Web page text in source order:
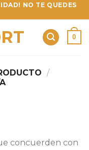
NO TE QUEDES
0
/
concuerden con